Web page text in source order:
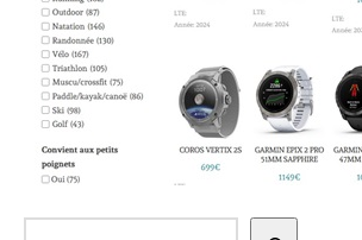
Rechercher